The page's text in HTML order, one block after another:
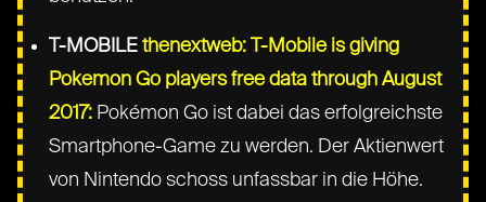
T-MOBILEthenextweb: T-Mobile is giving
Pokemon Go players free data through August
2017: Pokémon Go ist dabei das erfolgreichste
Smartphone-Game zu werden. Der Aktienwert
von Nintendo schoss unfassbar in die Höhe.